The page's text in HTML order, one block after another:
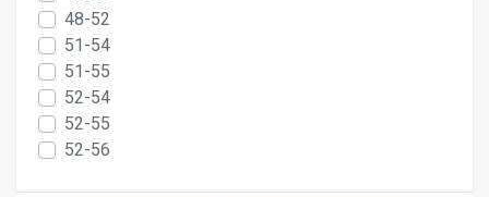
48-52
51-54
51-55
52-54
52-55
52-56